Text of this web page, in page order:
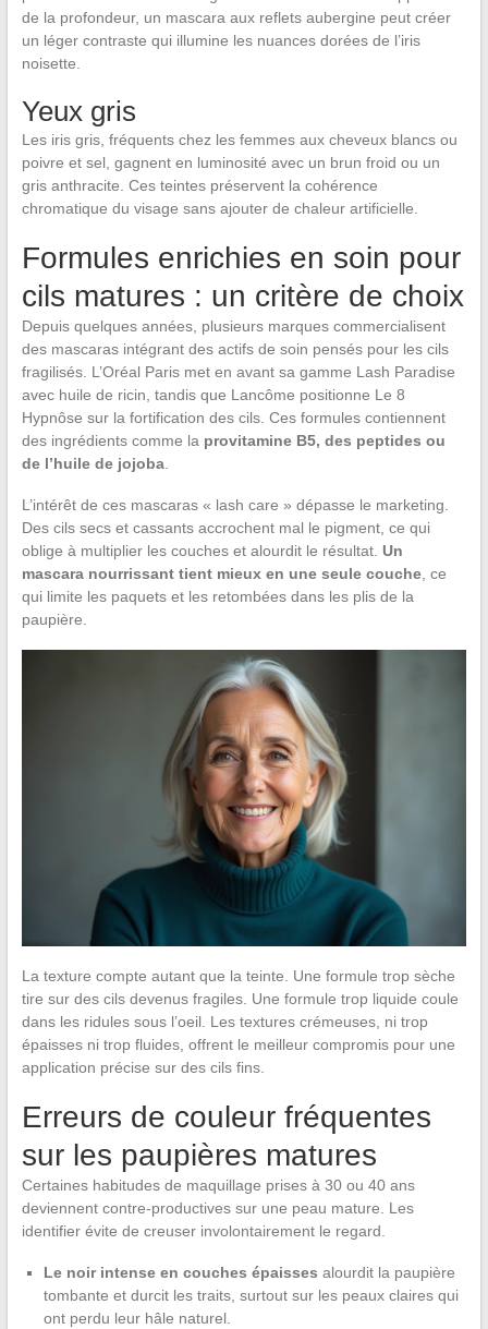
de la profondeur, un mascara aux reflets aubergine peut créer
un léger contraste qui illumine les nuances dorées de l’iris
noisette.
Yeux gris
Les iris gris, fréquents chez les femmes aux cheveux blancs ou
poivre et sel, gagnent en luminosité avec un brun froid ou un
gris anthracite. Ces teintes préservent la cohérence
chromatique du visage sans ajouter de chaleur artificielle.
Formules enrichies en soin pour
cils matures : un critère de choix
Depuis quelques années, plusieurs marques commercialisent
des mascaras intégrant des actifs de soin pensés pour les cils
fragilisés. L’Oréal Paris met en avant sa gamme Lash Paradise
avec huile de ricin, tandis que Lancôme positionne Le 8
Hypnôse sur la fortification des cils. Ces formules contiennent
des ingrédients comme la provitamine B5, des peptides ou
de l’huile de jojoba.
L’intérêt de ces mascaras « lash care » dépasse le marketing.
Des cils secs et cassants accrochent mal le pigment, ce qui
oblige à multiplier les couches et alourdit le résultat. Un
mascara nourrissant tient mieux en une seule couche, ce
qui limite les paquets et les retombées dans les plis de la
paupière.
La texture compte autant que la teinte. Une formule trop sèche
tire sur des cils devenus fragiles. Une formule trop liquide coule
dans les ridules sous l’oeil. Les textures crémeuses, ni trop
épaisses ni trop fluides, offrent le meilleur compromis pour une
application précise sur des cils fins.
Erreurs de couleur fréquentes
sur les paupières matures
Certaines habitudes de maquillage prises à 30 ou 40 ans
deviennent contre-productives sur une peau mature. Les
identifier évite de creuser involontairement le regard.
Le noir intense en couches épaisses alourdit la paupière
tombante et durcit les traits, surtout sur les peaux claires qui
ont perdu leur hâle naturel.